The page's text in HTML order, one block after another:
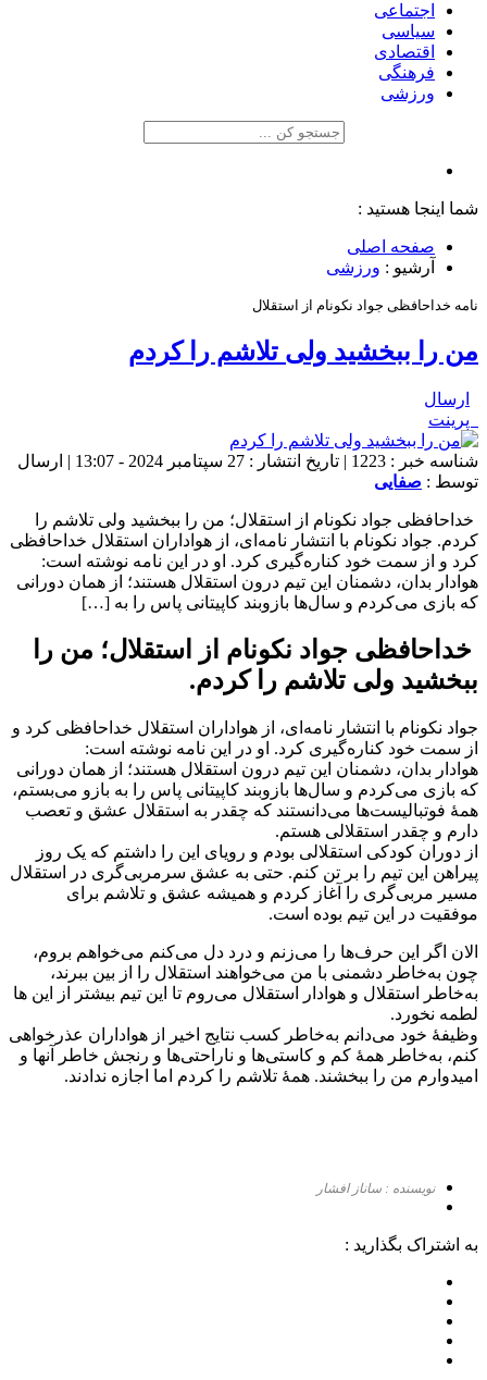
اجتماعی
سیاسی
اقتصادی
فرهنگی
ورزشی
شما اینجا هستید :
صفحه اصلی
آرشیو : ورزشی
نامه خداحافظی جواد نکونام از استقلال
من را ببخشید ولی تلاشم را کردم
ارسال
پرینت
شناسه خبر : 1223 | تاریخ انتشار : 27 سپتامبر 2024 - 13:07 | ارسال
توسط : صفایی
خداحافظی جواد نکونام از استقلال؛ من را ببخشید ولی تلاشم را
کردم. جواد نکونام با انتشار نامه‌ای، از هواداران استقلال خداحافظی
کرد و از سمت خود کناره‌گیری کرد. او در این نامه نوشته است:
هوادار بدان، دشمنان این تیم درون استقلال هستند؛ از همان دورانی
که بازی می‌کردم و سال‌ها بازوبند کاپیتانی پاس را به […]
خداحافظی جواد نکونام از استقلال؛ من را
ببخشید ولی تلاشم را کردم.
جواد نکونام با انتشار نامه‌ای، از هواداران استقلال خداحافظی کرد و
از سمت خود کناره‌گیری کرد. او در این نامه نوشته است:
هوادار بدان، دشمنان این تیم درون استقلال هستند؛ از همان دورانی
که بازی می‌کردم و سال‌ها بازوبند کاپیتانی پاس را به بازو می‌بستم،
همۀ فوتبالیست‌ها می‌دانستند که چقدر به استقلال عشق و تعصب
دارم و چقدر استقلالی هستم.
از دوران کودکی استقلالی بودم و رویای این را داشتم که یک روز
پیراهن این تیم را بر تن کنم. حتی به عشق سرمربی‌گری در استقلال
مسیر مربی‌گری را آغاز کردم و همیشه عشق و تلاشم برای
موفقیت در این تیم بوده است.
الان اگر این حرف‌ها را می‌زنم و درد دل می‌کنم می‌خواهم بروم،
چون به‌خاطر دشمنی با من می‌خواهند استقلال را از بین ببرند،
به‌خاطر استقلال و هوادار استقلال می‌روم تا این تیم بیشتر از این ها
لطمه نخورد.
وظیفۀ خود می‌دانم به‌خاطر کسب نتایج اخیر از هواداران عذرخواهی
کنم، به‌خاطر همۀ کم و کاستی‌ها و ناراحتی‌ها و رنجش خاطر آنها و
امیدوارم من را ببخشند.‌ همۀ تلاشم را کردم اما اجازه ندادند.
نویسنده : ساناز افشار
به اشتراک بگذارید :